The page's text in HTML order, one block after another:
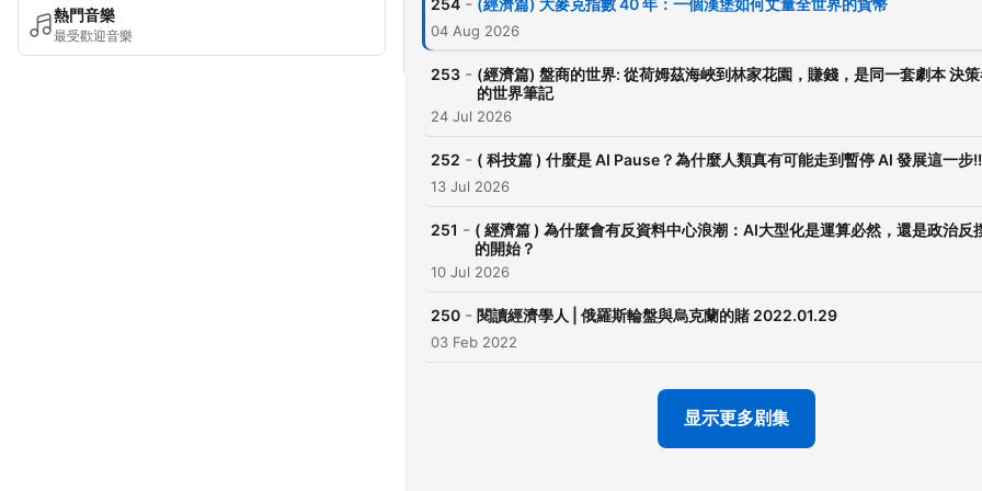
熱門音樂
最受歡迎音樂
Powered byFirstory
254 (經濟篇) 大麥克指數 40 年：一個漢堡如何丈量全世界的貨幣
04 Aug 2026
253 - (經濟篇) 盤商的世界: 從荷姆茲海峽到林家花園，賺錢，是同一套劇本 決
的世界筆記
24 Jul 2026
252 - ( 科技篇 ) 什麼是 AI Pause？為什麼人類真有可能走到暫停 AI 發展這一步!!
13 Jul 2026
251 - ( 經濟篇 ) 為什麼會有反資料中心浪潮：AI大型化是運算必然，還是政治反
的開始？
10 Jul 2026
250 - 閱讀經濟學人 | 俄羅斯輪盤與烏克蘭的賭 2022.01.29
03 Feb 2022
显示更多剧集